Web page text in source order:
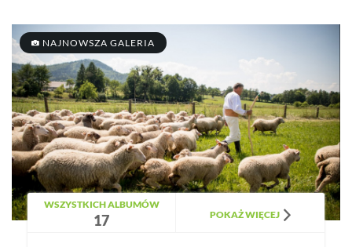
NAJNOWSZA GALERIA
WSZYSTKICH ALBUMÓW
17 POKAŻ WIĘCEJ